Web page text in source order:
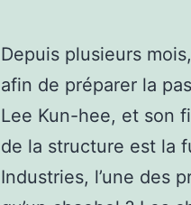
Depuis plusieurs
afin de préparer la
Lee Kun-hee, et son
de la structure est la
Industries, l’une des